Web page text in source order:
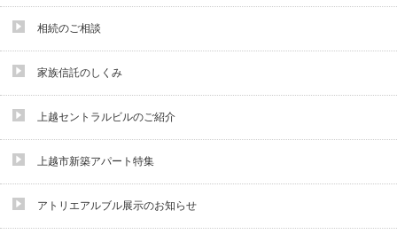
相続のご相談
家族信託のしくみ
上越セントラルビルのご紹介
上越市新築アパート特集
アトリエアルブル展示のお知らせ